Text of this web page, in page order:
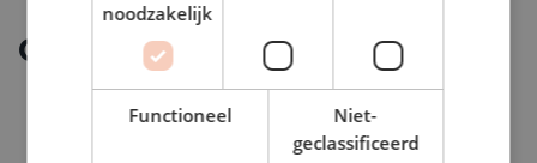
Ontdek meer
noodzakelijk
Functioneel
Niet-
geclassificeerd